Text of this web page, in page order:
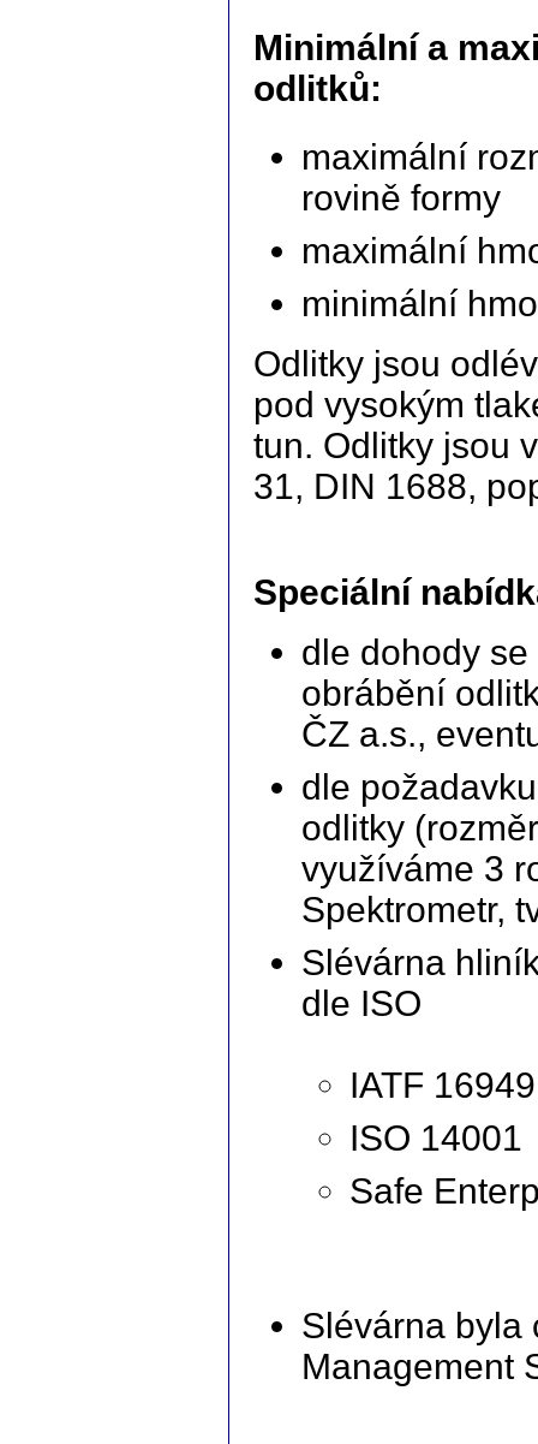
Minimální a
odlitků:
maximální
rovině formy
maximální
minimální
Odlitky jsou
pod vysokým
tun. Odlitky jsou
31, DIN 1688,
Speciální
dle dohody
obrábění
ČZ a.s.,
dle
odlitky
využíváme 3
Spektrometr,
Slévárna
dle ISO
IATF 16949
ISO 14001
Safe
Slévárna byla
Management